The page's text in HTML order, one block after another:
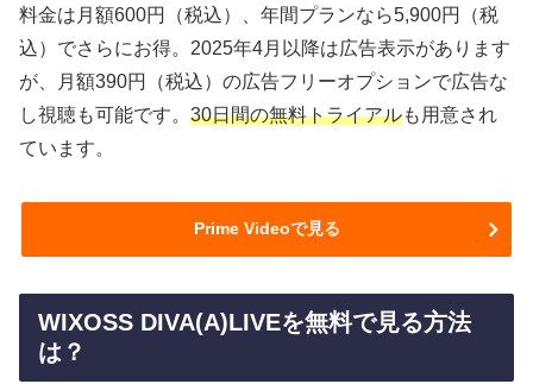
料金は月額600円（税込）、年間プランなら5,900円（税
込）でさらにお得。2025年4月以降は広告表示があります
が、月額390円（税込）の広告フリーオプションで広告な
し視聴も可能です。 30日間の無料トライアルも用意され
ています。
Prime Videoで見る
WIXOSS DIVA(A)LIVEを無料で見る方法
は？